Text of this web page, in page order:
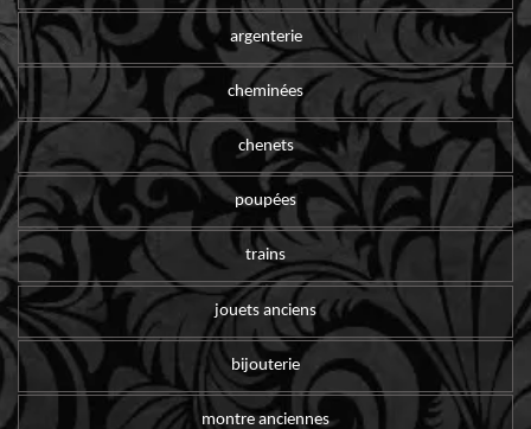
argenterie
cheminées
chenets
poupées
trains
jouets anciens
bijouterie
montre anciennes